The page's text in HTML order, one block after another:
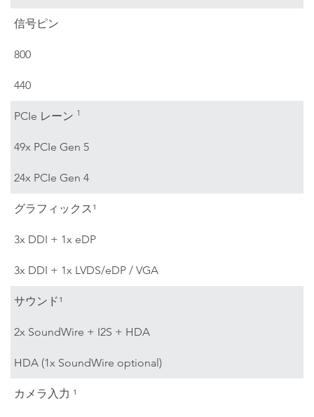
信号ピン
800
440
PCIe レーン 1
49x PCIe Gen 5
24x PCIe Gen 4
グラフィックス¹
3x DDI + 1x eDP
3x DDI + 1x LVDS/eDP / VGA
サウンド¹
2x SoundWire + I2S + HDA
HDA (1x SoundWire optional)
カメラ入力 ¹